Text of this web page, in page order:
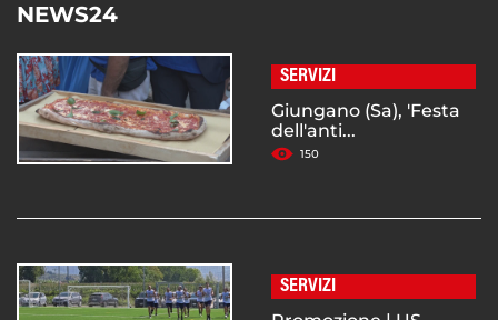
NEWS24
SERVIZI
Giungano (Sa), 'Festa
dell'anti...
150
SERVIZI